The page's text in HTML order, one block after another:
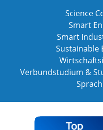
Science
Smart
Smart
Sustainable
Verbundstudium &